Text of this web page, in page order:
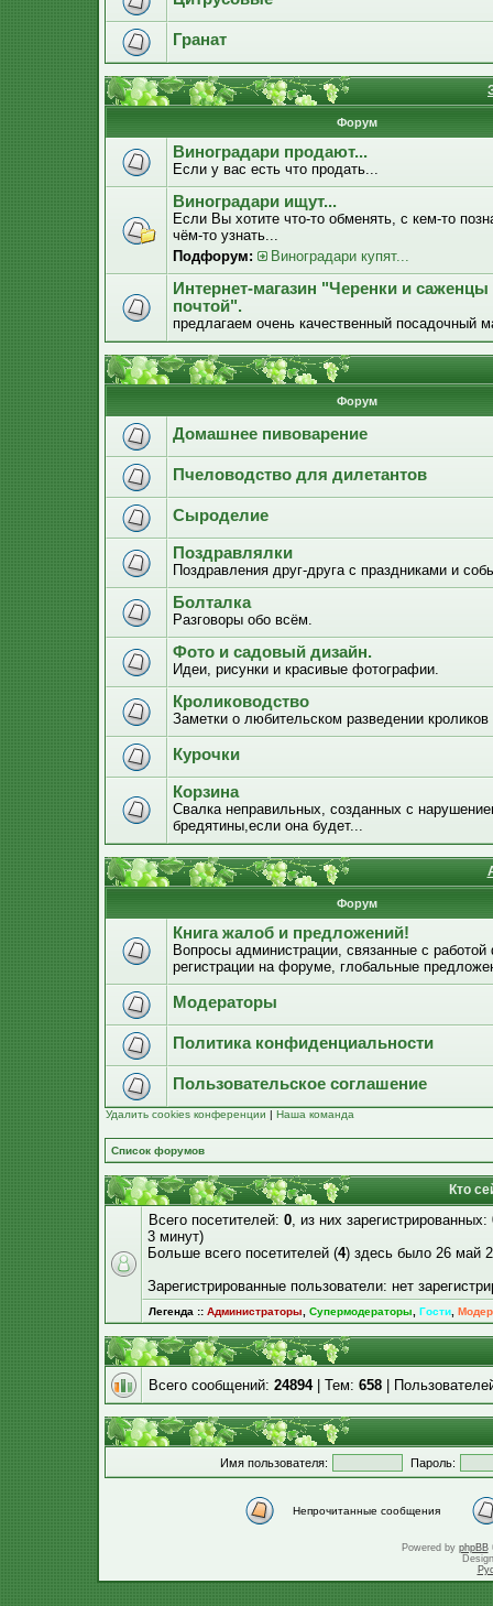
Гранат
Форум
Виноградари продают...
Если у вас есть что продать...
Виноградари ищут...
Если Вы хотите что-то обменять, с кем-то
чём-то узнать...
Подфорум:
Виноградари купят...
Интернет-магазин "Черенки и саженцы
почтой".
предлагаем очень качественный посадочный
Форум
Домашнее пивоварение
Пчеловодство для дилетантов
Сыроделие
Поздравлялки
Поздравления друг-друга с праздниками и
Болталка
Разговоры обо всём.
Фото и садовый дизайн.
Идеи, рисунки и красивые фотографии.
Кролиководство
Заметки о любительском разведении кроликов
Курочки
Корзина
Свалка неправильных, созданных с
бредятины,если она будет...
Форум
Книга жалоб и предложений!
Вопросы администрации, связанные с
регистрации на форуме, глобальные
Модераторы
Политика конфиденциальности
Пользовательское соглашение
Удалить cookies конференции | Наша команда
Список форумов
Кто
Всего посетителей: 0, из них
3 минут)
Больше всего посетителей (4) здесь было 26 май
Зарегистрированные пользователи: нет
Легенда :: Администраторы Супермодераторы Гости
Всего сообщений: 24894| Тем: 658 |
Имя пользователя: Пароль:
Непрочитанные сообщения
Powered by phpBB